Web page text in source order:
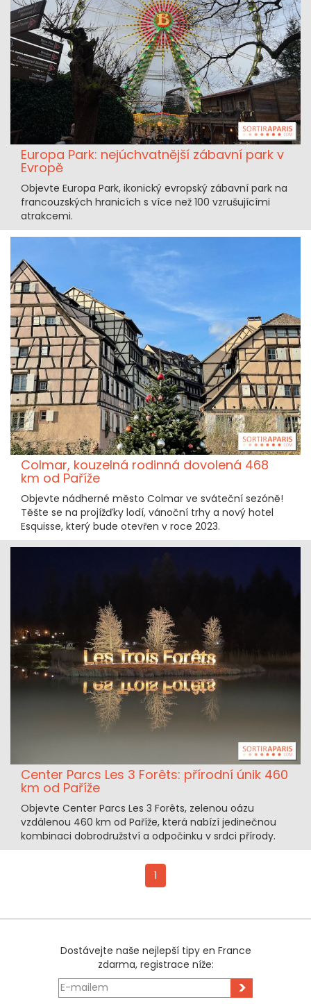
Europa Park: nejúchvatnější zábavní park v
Evropě
Objevte Europa Park, ikonický evropský zábavní park na
francouzských hranicích s více než 100 vzrušujícími
atrakcemi.
Colmar, kouzelná rodinná dovolená 468
km od Paříže
Objevte nádherné město Colmar ve sváteční sezóně!
Těšte se na projížďky lodí, vánoční trhy a nový hotel
Esquisse, který bude otevřen v roce 2023.
Center Parcs Les 3 Forêts: přírodní únik 460
km od Paříže
Objevte Center Parcs Les 3 Forêts, zelenou oázu
vzdálenou 460 km od Paříže, která nabízí jedinečnou
kombinaci dobrodružství a odpočinku v srdci přírody.
1
Dostávejte naše nejlepší tipy en France
zdarma, registrace níže:
>